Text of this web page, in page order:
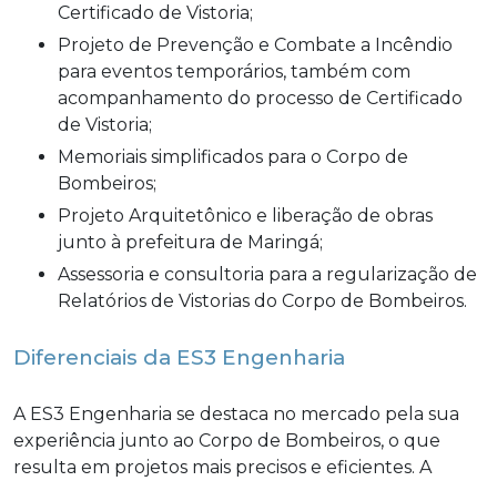
Certificado de Vistoria;
Projeto de Prevenção e Combate a Incêndio
para eventos temporários, também com
acompanhamento do processo de Certificado
de Vistoria;
Memoriais simplificados para o Corpo de
Bombeiros;
Projeto Arquitetônico e liberação de obras
junto à prefeitura de Maringá;
Assessoria e consultoria para a regularização de
Relatórios de Vistorias do Corpo de Bombeiros.
Diferenciais da ES3 Engenharia
A ES3 Engenharia se destaca no mercado pela sua
experiência junto ao Corpo de Bombeiros, o que
resulta em projetos mais precisos e eficientes. A